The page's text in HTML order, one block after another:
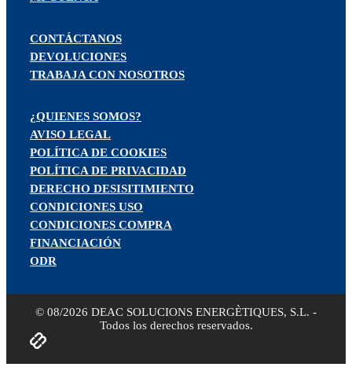
CONTÁCTANOS
DEVOLUCIONES
TRABAJA CON NOSOTROS
¿QUIENES SOMOS?
AVISO LEGAL
POLÍTICA DE COOKIES
POLÍTICA DE PRIVACIDAD
DERECHO DESISITIMIENTO
CONDICIONES USO
CONDICIONES COMPRA
FINANCIACIÓN
ODR
© 08/2026 DEAC SOLUCIONS ENERGÈTIQUES, S.L. -
Todos los derechos reservados.